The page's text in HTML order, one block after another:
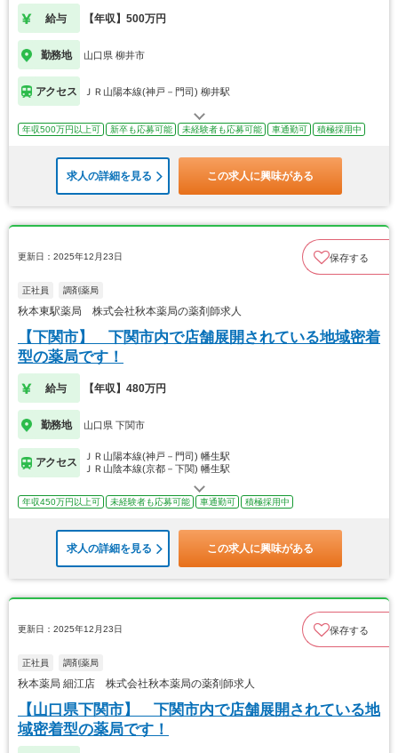
給与 【年収】500万円
勤務地 山口県 柳井市
アクセス ＪＲ山陽本線(神戸－門司) 柳井駅
年収500万円以上可 新卒も応募可能 未経験者も応募可能 車通勤可 積極採用中
求人の詳細を見る この求人に興味がある
更新日：2025年12月23日 保存する
正社員 調剤薬局
秋本東駅薬局 株式会社秋本薬局の薬剤師求人
【下関市】 下関市内で店舗展開されている地域密着
型の薬局です！
給与 【年収】480万円
勤務地 山口県 下関市
アクセス
ＪＲ山陽本線(神戸－門司) 幡生駅
ＪＲ山陰本線(京都－下関) 幡生駅
年収450万円以上可 未経験者も応募可能 車通勤可 積極採用中
求人の詳細を見る この求人に興味がある
更新日：2025年12月23日 保存する
正社員 調剤薬局
秋本薬局 細江店 株式会社秋本薬局の薬剤師求人
【山口県下関市】 下関市内で店舗展開されている地
域密着型の薬局です！